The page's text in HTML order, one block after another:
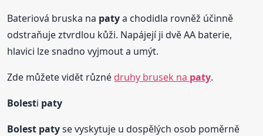
Bateriová bruska na patya chodidla rovněž účinně
odstraňuje ztvrdlou kůži. Napájejí ji dvě AA baterie,
hlavici lze snadno vyjmout a umýt.
Zde můžete vidět různé druhy brusek na paty.
Bolesti paty
Bolest patyse vyskytuje u dospělých osob poměrně